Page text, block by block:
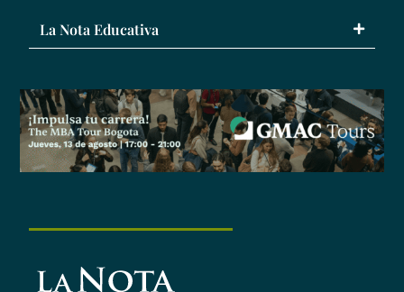
La Nota Educativa